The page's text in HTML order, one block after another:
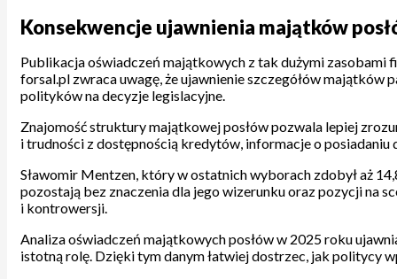
Konsekwencje ujawnienia majątków
Publikacja oświadczeń majątkowych z tak dużymi zasobami
forsal.pl zwraca uwagę, że ujawnienie szczegółów
polityków na decyzje legislacyjne.
Znajomość struktury majątkowej posłów pozwala lepiej
i trudności z dostępnością kredytów, informacje o
Sławomir Mentzen, który w ostatnich wyborach zdobył aż
pozostają bez znaczenia dla jego wizerunku oraz pozycji na
i kontrowersji.
Analiza oświadczeń majątkowych posłów w 2025 roku
istotną rolę. Dzięki tym danym łatwiej dostrzec, jak politycy